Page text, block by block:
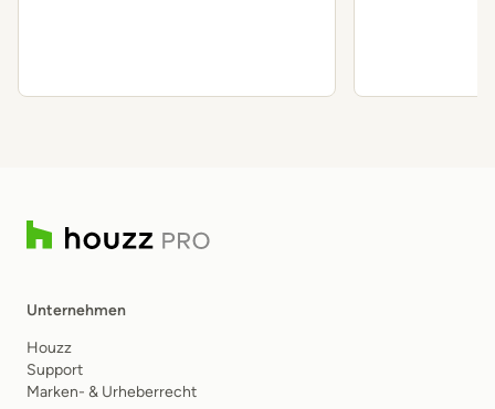
Unternehmen
Houzz
Support
Marken- & Urheberrecht